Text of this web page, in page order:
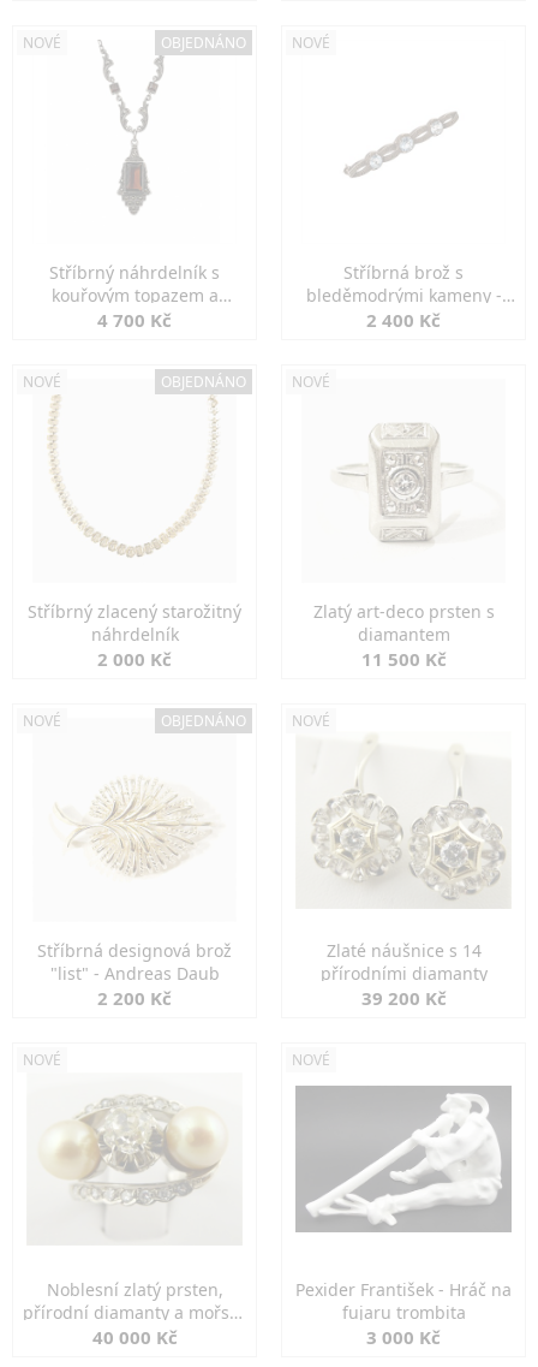
NOVÉ OBJEDNÁNO
Stříbrný náhrdelník s
kouřovým topazem a
markazity
4 700 Kč
NOVÉ
Stříbrná brož s
bleděmodrými kameny -
jemná elegance
2 400 Kč
NOVÉ OBJEDNÁNO
Stříbrný zlacený starožitný
náhrdelník
2 000 Kč
NOVÉ
Zlatý art-deco prsten s
diamantem
11 500 Kč
NOVÉ OBJEDNÁNO
Stříbrná designová brož
"list" - Andreas Daub
2 200 Kč
NOVÉ
Zlaté náušnice s 14
přírodními diamanty
39 200 Kč
NOVÉ
Noblesní zlatý prsten,
přírodní diamanty a mořské
perly
40 000 Kč
NOVÉ
Pexider František - Hráč na
fujaru trombita
3 000 Kč